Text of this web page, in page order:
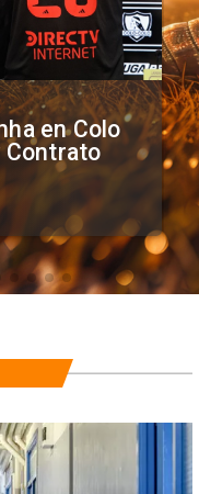
en Colo
Contrato